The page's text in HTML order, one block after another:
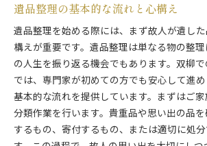
口コミから学ぶ双柳での遺品整
見積りと費用の透明性を確認
初回相談で確認すべき重要事項
安心して任せられるサポート
双柳の遺品整理で安心を提供するプ
プロの知識と経験でスムーズ
遺品整理士の資格と役割
遺品整理の基本的な流れと心構え
遺品整理を始める際には、まず故人が遺し
構えが重要です。遺品整理は単なる物の整
の人生を振り返る機会でもあります。双柳
では、専門家が初めての方でも安心して進
基本的な流れを提供しています。まずはご
分類作業を行います。貴重品や思い出の品
するもの、寄付するもの、または適切に処